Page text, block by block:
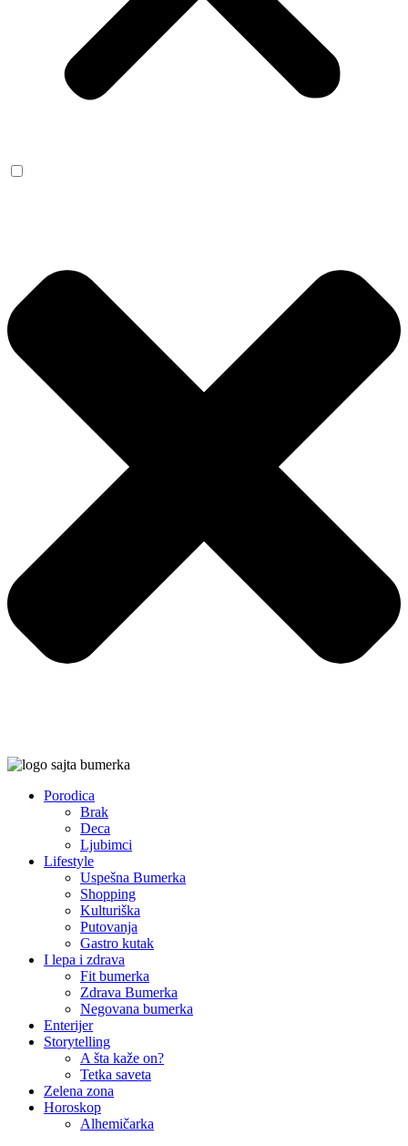
Porodica
Brak
Deca
Ljubimci
Lifestyle
Uspešna Bumerka
Shopping
Kulturiška
Putovanja
Gastro kutak
I lepa i zdrava
Fit bumerka
Zdrava Bumerka
Negovana bumerka
Enterijer
Storytelling
A šta kaže on?
Tetka saveta
Zelena zona
Horoskop
Alhemičarka